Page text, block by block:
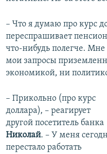
– Что я думаю про курс
переспрашивает
что-нибудь полегче. Мне
мои запросы
экономикой, ни
– Прикольно (про курс
доллара), – реагирует
другой посетитель банка
Николай. – У меня
перестало работать